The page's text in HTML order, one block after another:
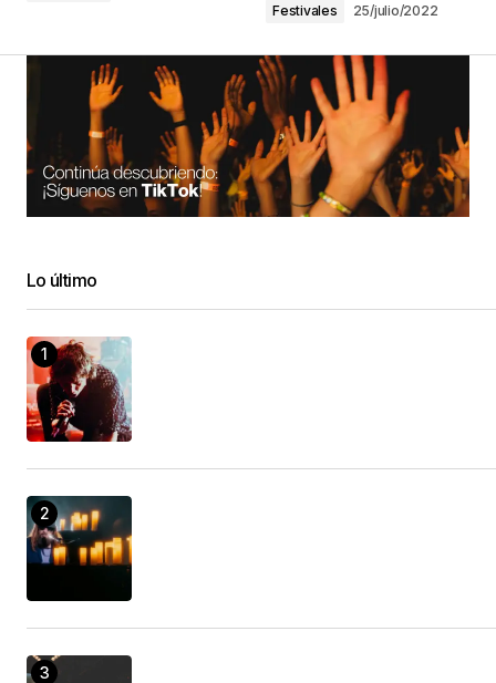
Festivales 25/julio/2022
Lo último